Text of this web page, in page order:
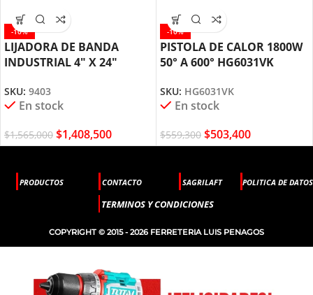
-10%
LIJADORA DE BANDA
INDUSTRIAL 4″ X 24″
SKU: 9403
En stock
$1,565,000 $1,408,500
-10%
PISTOLA DE CALOR 1800W
50° A 600° HG6031VK
SKU: HG6031VK
En stock
$559,300 $503,400
PRODUCTOS CONTACTO SAGRILAFT POLITICA DE DATOS
TERMINOS Y CONDICIONES
COPYRIGHT © 2015 - 2026 FERRETERIA LUIS PENAGOS